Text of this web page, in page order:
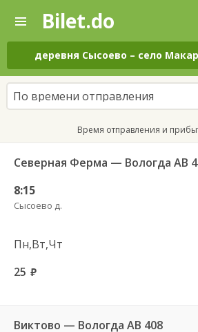
—
Поиск
и
покупка
билетов
на
автобус
онлайн
Bilet.do
деревня Сысоево – село
По времени отправления
Время отправления и
Северная Ферма — Вологда АВ
8:15
Сысоево д.
Пн,Вт,Чт
25 руб.
Виктово — Вологда АВ 408